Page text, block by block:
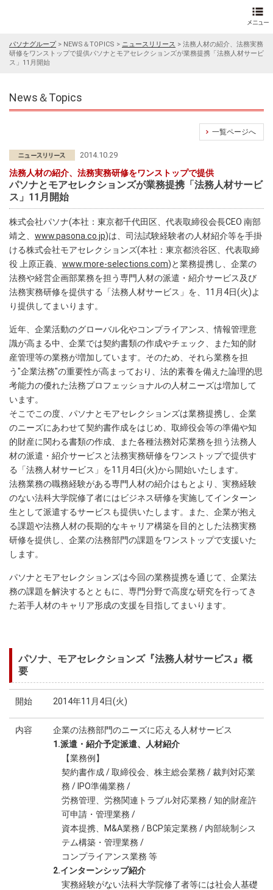
パソナグループ> NEWS＆TOPICS > ニュースリリース > 法務人材の紹介、法務実務
研修をワンストップで提供パソナとモアセレクションズが業務提携「法務人材サービ
ス」11月開始
News＆Topics
一覧ページへ
2014.10.29
法務人材の紹介、法務実務研修をワンストップで提供
パソナとモアセレクションズが業務提携「法務人材サービ
ス」11月開始
株式会社パソナ(本社：東京都千代田区、代表取締役会長CEO 南部
靖之、 www.pasona.co.jp)は、司法試験経験者の人材紹介等を手掛
ける株式会社モアセレクションズ(本社：東京都渋谷区、代表取締
役 上原正義、 www.more-selections.com)と業務提携し、企業の
法務や経営企画部業務を担う専門人材の派遣・紹介サービス及び
法務実務研修を提供する「法務人材サービス」を、11月4日(火)よ
り提供してまいります。
近年、企業活動のグローバル化やコンプライアンス、情報管理意
識が高まる中、企業では契約書類の作成やチェック、また知的財
産管理等の業務が増加しています。そのため、それら業務を担
う"企業法務"の重要性が高まっており、法的素養を備えた論理的思
考能力の優れた法務プロフェッショナルの人材ニーズは増加して
います。
そこでこの度、パソナとモアセレクションズは業務提携し、企業
のニーズにあわせて契約書作成をはじめ、取締役会等の準備や知
的財産に関わる書類の作成、また各種法務対応業務を担う法務人
材の派遣・紹介サービスと法務実務研修をワンストップで提供す
る「法務人材サービス」を11月4日(火)から開始いたします。
法務業務の職務経験がある専門人材の紹介はもとより、実務経験
のない法科大学院修了者にはビジネス研修を実施してインターン
生として派遣するサービスも提供いたします。また、企業が抱え
る課題や法務人材の長期的なキャリア構築を目的とした法務実務
研修を提供し、企業の法務部門の課題をワンストップで支援いた
します。
パソナとモアセレクションズは今回の業務提携を通じて、企業法
務の課題を解決するとともに、専門分野で高度な研究を行ってき
た若手人材のキャリア形成の支援を目指してまいります。
パソナ、モアセレクションズ『法務人材サービス』概
要
開始 2014年11月4日(火)
内容
企業の法務部門のニーズに応える人材サービス
1.派遣・紹介予定派遣、人材紹介
【業務例】
契約書作成 / 取締役会、株主総会業務 / 裁判対応業
務 / IPO準備業務 /
労務管理、労務関連トラブル対応業務 / 知的財産許
可申請・管理業務 /
資本提携、M&A業務 / BCP策定業務 / 内部統制シス
テム構築・管理業務 /
コンプライアンス業務 等
2.インターンシップ紹介
実務経験がない法科大学院修了者等には社会人基礎